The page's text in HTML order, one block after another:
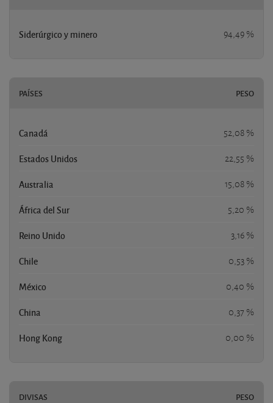
Siderúrgico y minero 94,49 %
PAÍSES PESO
Canadá 52,08 %
Estados Unidos 22,55 %
Australia 15,08 %
África del Sur 5,20 %
Reino Unido 3,16 %
Chile 0,53 %
México 0,40 %
China 0,37 %
Hong Kong 0,00 %
DIVISAS PESO